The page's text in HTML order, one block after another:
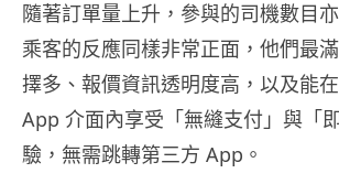
隨著訂單量上升，參與的司機數目
乘客的反應同樣非常正面，他們最
擇多、報價資訊透明度高，以及能
App 介面內享受「無縫支付」與「
驗，無需跳轉第三方 App。